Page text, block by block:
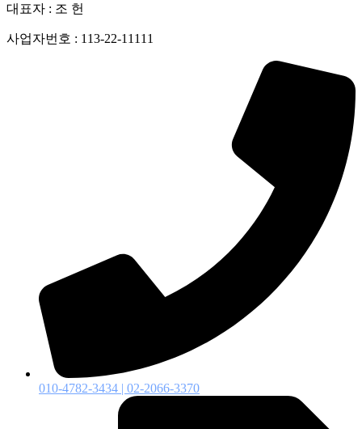
대표자 : 조 헌
사업자번호 : 113-22-11111
010-4782-3434 | 02-2066-3370